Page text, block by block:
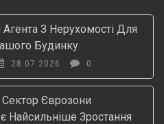
З Нерухомості Для
Будинку
28.07.2026 0
Єврозони
Найсильніше Зростання